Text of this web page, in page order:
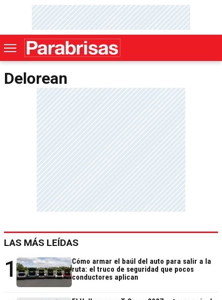
Delorean
LAS MÁS LEÍDAS
1
Cómo armar el baúl del auto para salir a la
ruta: el truco de seguridad que pocos
conductores aplican